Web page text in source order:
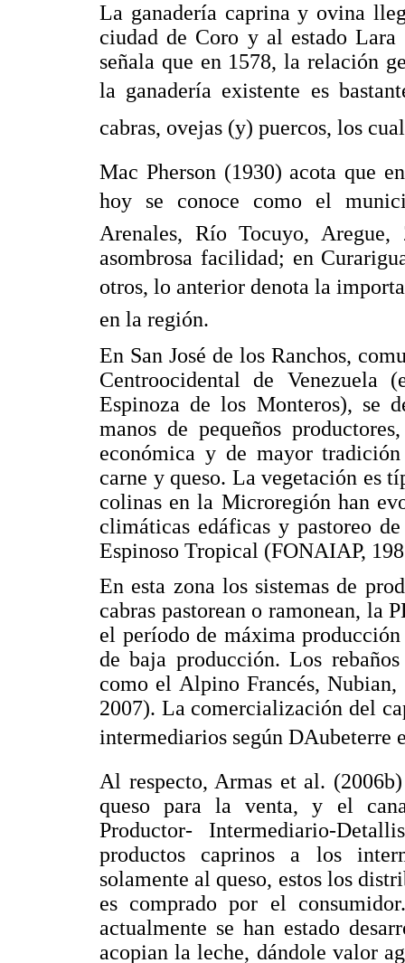
La ganadería caprina y ovina
ciudad de Coro y al estado
señala que en 1578, la relación
la ganadería existente es
cabras, ovejas (y) puercos, los
Mac Pherson (1930) acota que
hoy se conoce como el
Arenales, Río Tocuyo,
asombrosa facilidad; en
otros, lo anterior denota la
en la región.
En San José de los Ranchos,
Centroocidental de Venezuela
Espinoza de los Monteros), se
manos de pequeños
económica y de mayor
carne y queso. La vegetación es
colinas en la Microregión han
climáticas edáficas y pastoreo
Espinoso Tropical (FONAIAP,
En esta zona los sistemas de
cabras pastorean o ramonean, la
el período de máxima
de baja producción. Los
como el Alpino Francés,
2007). La comercialización del
intermediarios según DAubeterre
Al respecto, Armas et al.
queso para la venta, y el
Productor- Intermediario-
productos caprinos a los
solamente al queso, estos los
es comprado por el
actualmente se han estado
acopian la leche, dándole valor